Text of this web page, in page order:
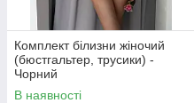
Комплект білизни жіночий
(бюстгальтер, трусики) -
Чорний
В наявності